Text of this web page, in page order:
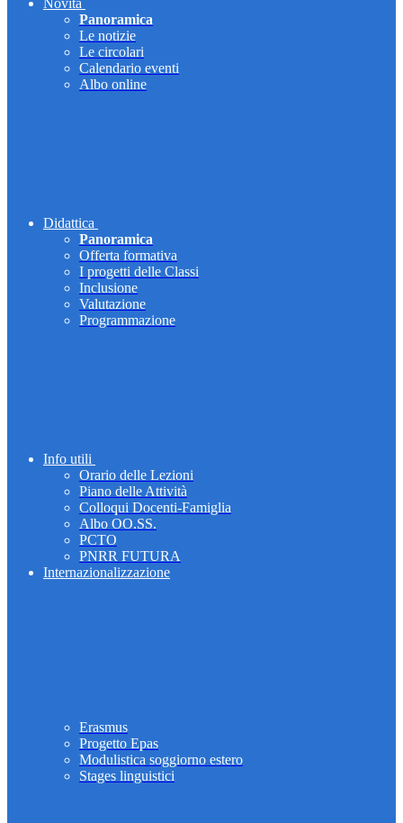
Novità
Panoramica
Le notizie
Le circolari
Calendario eventi
Albo online
Didattica
Panoramica
Offerta formativa
I progetti delle Classi
Inclusione
Valutazione
Programmazione
Info utili
Orario delle Lezioni
Piano delle Attività
Colloqui Docenti-Famiglia
Albo OO.SS.
PCTO
PNRR FUTURA
Internazionalizzazione
Erasmus
Progetto Epas
Modulistica soggiorno estero
Stages linguistici